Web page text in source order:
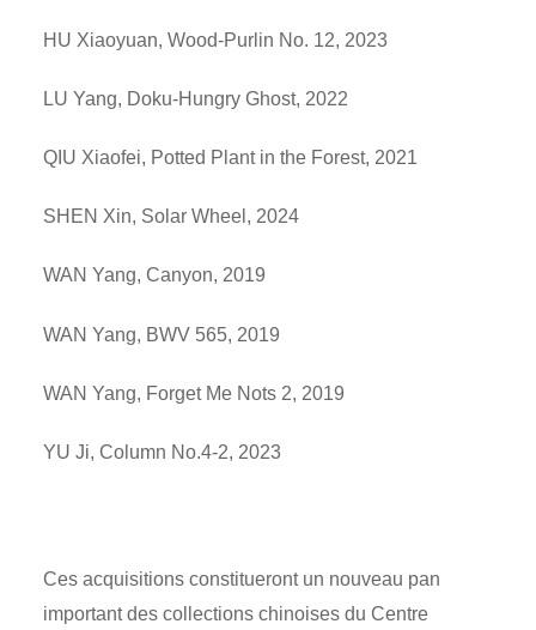
HU Xiaoyuan, Wood-Purlin No. 12, 2023
LU Yang, Doku-Hungry Ghost, 2022
QIU Xiaofei, Potted Plant in the Forest, 2021
SHEN Xin, Solar Wheel, 2024
WAN Yang, Canyon, 2019
WAN Yang, BWV 565, 2019
WAN Yang, Forget Me Nots 2, 2019
YU Ji, Column No.4-2, 2023
Ces acquisitions constitueront un nouveau pan
important des collections chinoises du Centre